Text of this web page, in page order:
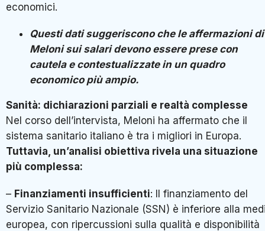
economici.
Questi dati suggeriscono che le affermazioni di
Meloni sui salari devono essere prese con
cautela e contestualizzate in un quadro
economico più ampio.
Sanità: dichiarazioni parziali e realtà complesse
Nel corso dell’intervista, Meloni ha affermato che il
sistema sanitario italiano è tra i migliori in Europa.
Tuttavia, un’analisi obiettiva rivela una situazione
più complessa:
– Finanziamenti insufficienti: Il finanziamento del
Servizio Sanitario Nazionale (SSN) è inferiore alla
europea, con ripercussioni sulla qualità e disponibilità